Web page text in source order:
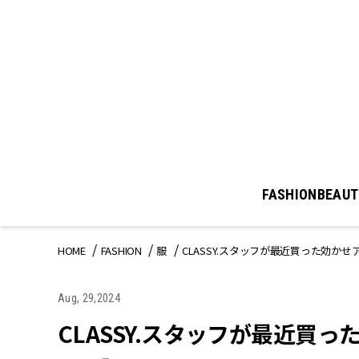
FASHION
HOME FASHION 服 CLASSY.スタッフが最近買った効か
Aug, 29,2024
CLASSY.スタッフが最近買っ